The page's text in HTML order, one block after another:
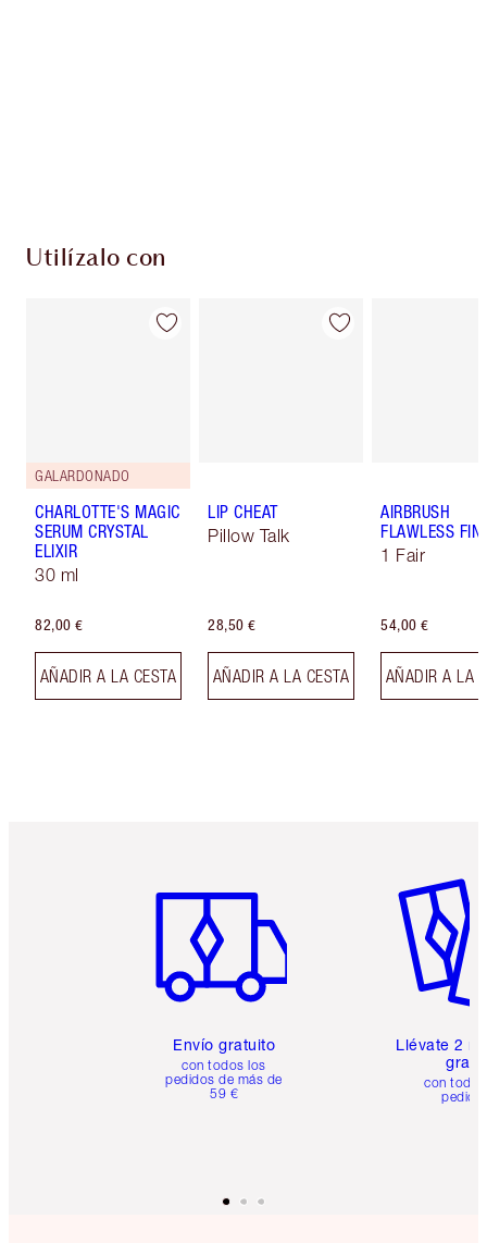
Utilízalo con
GALARDONADO
CHARLOTTE'S MAGIC
SERUM CRYSTAL
ELIXIR
30 ml
82,00 €
AÑADIR A LA CESTA
LIP CHEAT
Pillow Talk
28,50 €
AÑADIR A LA CESTA
AIRBRUSH
FLAWLESS
1 Fair
54,00 €
AÑADIR A LA
Envío gratuito
con todos los
pedidos de más de
59 €
Llévate 2
gratis
con